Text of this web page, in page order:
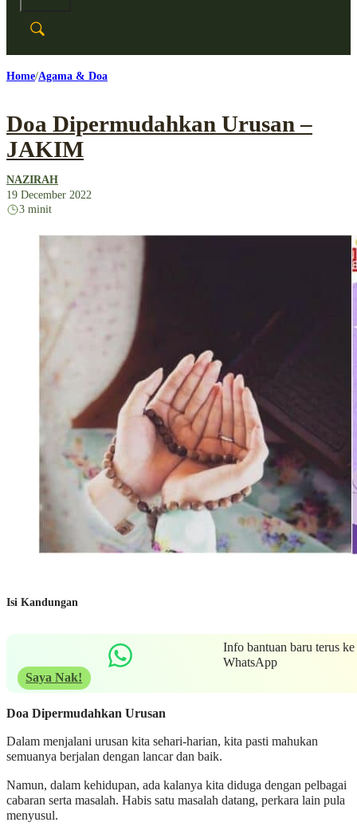
Home Agama & Doa
Doa Dipermudahkan Urusan –
JAKIM
NAZIRAH
19 December 2022
3 minit
Isi Kandungan
Info bantuan baru terus ke
WhatsApp
Saya Nak!
Doa Dipermudahkan Urusan
Dalam menjalani urusan kita sehari-harian, kita pasti mahukan
semuanya berjalan dengan lancar dan baik.
Namun, dalam kehidupan, ada kalanya kita diduga dengan pelbagai
cabaran serta masalah. Habis satu masalah datang, perkara lain pula
menyusul.